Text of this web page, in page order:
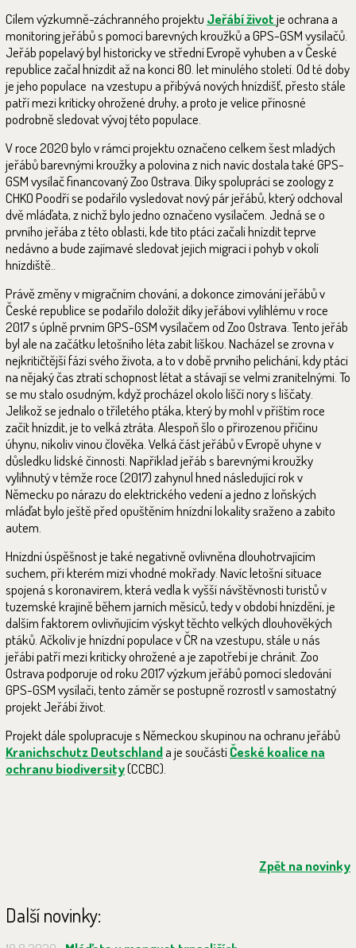
Cílem výzkumně-záchranného projektu Jeřábí životje ochrana a
monitoring jeřábů s pomocí barevných kroužků a GPS-GSM vysílačů.
Jeřáb popelavý byl historicky ve střední Evropě vyhuben a v České
republice začal hnízdit až na konci 80. let minulého století. Od té doby
je jeho populace na vzestupu a přibývá nových hnízdišť, přesto stále
patří mezi kriticky ohrožené druhy, a proto je velice přínosné
podrobně sledovat vývoj této populace.
V roce 2020 bylo v rámci projektu označeno celkem šest mladých
jeřábů barevnými kroužky a polovina z nich navíc dostala také GPS-
GSM vysílač financovaný Zoo Ostrava. Díky spolupráci se zoology z
CHKO Poodří se podařilo vysledovat nový pár jeřábů, který odchoval
dvě mláďata, z nichž bylo jedno označeno vysílačem. Jedná se o
prvního jeřába z této oblasti, kde tito ptáci začali hnízdit teprve
nedávno a bude zajímavé sledovat jejich migraci i pohyb v okolí
hnízdiště..
Právě změny v migračním chování, a dokonce zimování jeřábů v
České republice se podařilo doložit díky jeřábovi vylíhlému v roce
2017 s úplně prvním GPS-GSM vysílačem od Zoo Ostrava. Tento jeřáb
byl ale na začátku letošního léta zabit liškou. Nacházel se zrovna v
nejkritičtější fázi svého života, a to v době prvního pelichání, kdy ptáci
na nějaký čas ztratí schopnost létat a stávají se velmi zranitelnými. To
se mu stalo osudným, když procházel okolo liščí nory s liščaty.
Jelikož se jednalo o tříletého ptáka, který by mohl v příštím roce
začít hnízdit, je to velká ztráta. Alespoň šlo o přirozenou příčinu
úhynu, nikoliv vinou člověka. Velká část jeřábů v Evropě uhyne v
důsledku lidské činnosti. Například jeřáb s barevnými kroužky
vylíhnutý v témže roce (2017) zahynul hned následující rok v
Německu po nárazu do elektrického vedení a jedno z loňských
mláďat bylo ještě před opuštěním hnízdní lokality sraženo a zabito
autem.
Hnízdní úspěšnost je také negativně ovlivněna dlouhotrvajícím
suchem, při kterém mizí vhodné mokřady. Navíc letošní situace
spojená s koronavirem, která vedla k vyšší návštěvnosti turistů v
tuzemské krajině během jarních měsíců, tedy v období hnízdění, je
dalším faktorem ovlivňujícím výskyt těchto velkých dlouhověkých
ptáků. Ačkoliv je hnízdní populace v ČR na vzestupu, stále u nás
jeřábi patří mezi kriticky ohrožené a je zapotřebí je chránit. Zoo
Ostrava podporuje od roku 2017 výzkum jeřábů pomocí sledování
GPS-GSM vysílači, tento záměr se postupně rozrostl v samostatný
projekt Jeřábí život.
Projekt dále spolupracuje s Německou skupinou na ochranu jeřábů
Kranichschutz Deutschlanda je součástíČeské koalice na
ochranu biodiversity(CCBC).
Zpět na novinky
Další novinky: